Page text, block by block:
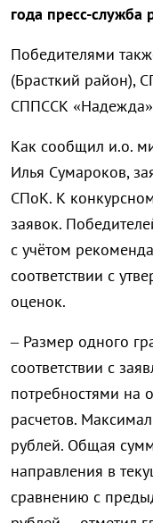
года пресс-служба
Победителями
(Брасткий район),
СППССК
Как сообщил и.о.
Илья Сумароков,
СПоК. К
заявок.
с учётом
соответствии с
оценок.
– Размер одного
соответствии с
потребностями на
расчетов.
рублей. Общая
направления в
сравнению с